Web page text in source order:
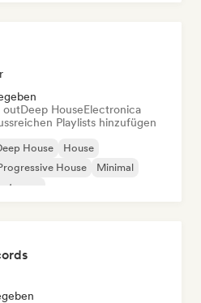
outDeep HouseElectronica
Playlists hinzufügen
House
House
House
Minimal